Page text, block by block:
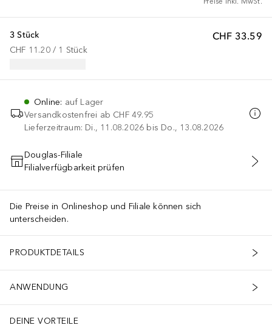
CHF 33.59
3 Stück
CHF 11.20 / 1 Stück
Online: auf Lager
Versandkostenfrei ab CHF 49.95
Lieferzeitraum: Di., 11.08.2026 bis Do., 13.08.2026
IN DEN WARENKORB
Douglas-Filiale
Filialverfügbarkeit prüfen
Die Preise in Onlineshop und Filiale können sich
unterscheiden.
PRODUKTDETAILS
ANWENDUNG
DEINE VORTEILE